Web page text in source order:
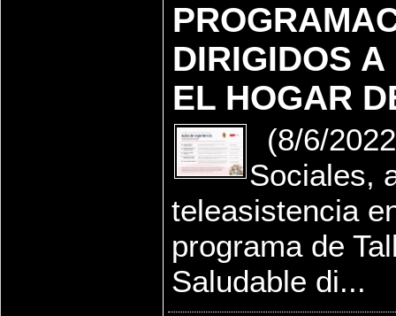
DIRIGIDOS
EL HOGAR
(8/6/
Sociales,
teleasistencia
programa de
Saludable di...